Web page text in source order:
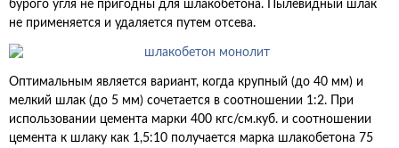
бурого угля не пригодны для шлакобетона. Пылевидный шлак
не применяется и удаляется путем отсева.
Оптимальным является вариант, когда крупный (до 40 мм) и
мелкий шлак (до 5 мм) сочетается в соотношении 1:2. При
использовании цемента марки 400 кгс/см.куб. и соотношении
цемента к шлаку как 1,5:10 получается марка шлакобетона 75